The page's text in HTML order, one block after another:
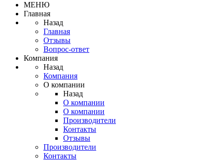
МЕНЮ
Главная
Назад
Главная
Отзывы
Вопрос-ответ
Компания
Назад
Компания
О компании
Назад
О компании
О компании
Производители
Контакты
Отзывы
Производители
Контакты